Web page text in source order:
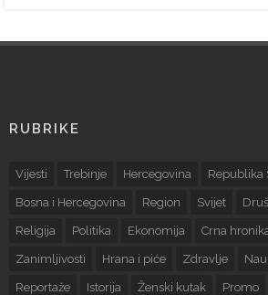
RUBRIKE
Vijesti Trebinje Hercegovina Republika
Bosna i Hercegovina Region Svijet
Religija Politika Ekonomija Crna
Zanimljivosti Hrana i piće Zdravlje
Reportaže Istorija Ženski kutak Promo